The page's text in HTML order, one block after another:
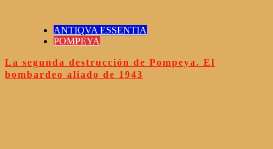
ANTIQVA ESSENTIA
POMPEYA
La segunda destrucción de Pompeya. El
bombardeo aliado de 1943